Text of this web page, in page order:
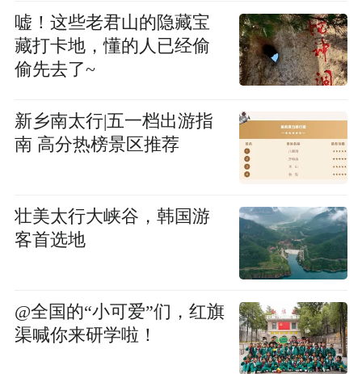
嘘！这些老君山的隐藏宝
藏打卡地，懂的人已经偷
偷先去了~
新乡南太行|五一档出游指
南 高分热榜景区推荐
壮美太行大峡谷，韩国游
客首选地
@全国的“小可爱”们，红旗
渠喊你来研学啦！